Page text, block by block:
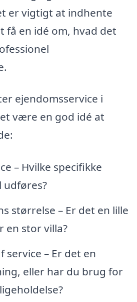
er vigtigt at indhente
få en idé om, hvad det
ejendomsservice i
være en god idé at
– Hvilke specifikke
udføres?
størrelse – Er det en lille
en stor villa?
service – Er det en
eller har du brug for